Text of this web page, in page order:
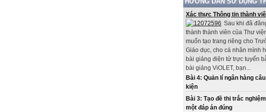
Xác thực Thông tin thành
Sau khi đã
thành thành viên của Thư
muốn tạo trang riêng cho
Giáo dục, cho cá nhân mình
bài giảng điện tử trực tuyến
bài giảng ViOLET, bạn...
Bài 4: Quản lí ngân hàng
kiện
Bài 3: Tạo đề thi trắc
một đáp án đúng